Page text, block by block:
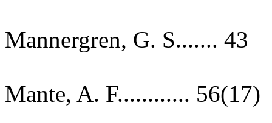
Mannergren, G. S....... 43
Mante, A. F............ 56(17)